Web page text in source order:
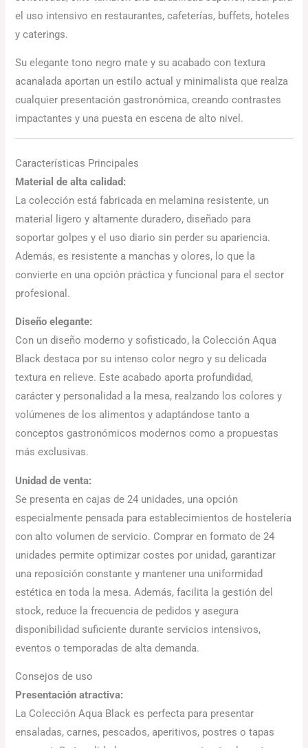
el uso intensivo en restaurantes, cafeterías, buffets, hoteles
y caterings.
Su elegante tono negro mate y su acabado con textura
acanalada aportan un estilo actual y minimalista que realza
cualquier presentación gastronómica, creando contrastes
impactantes y una puesta en escena de alto nivel.
Características Principales
Material de alta calidad:
La colección está fabricada en melamina resistente, un
material ligero y altamente duradero, diseñado para
soportar golpes y el uso diario sin perder su apariencia.
Además, es resistente a manchas y olores, lo que la
convierte en una opción práctica y funcional para el sector
profesional.
Diseño elegante:
Con un diseño moderno y sofisticado, la Colección Aqua
Black destaca por su intenso color negro y su delicada
textura en relieve. Este acabado aporta profundidad,
carácter y personalidad a la mesa, realzando los colores y
volúmenes de los alimentos y adaptándose tanto a
conceptos gastronómicos modernos como a propuestas
más exclusivas.
Unidad de venta:
Se presenta en cajas de 24 unidades, una opción
especialmente pensada para establecimientos de hostelería
con alto volumen de servicio. Comprar en formato de 24
unidades permite optimizar costes por unidad, garantizar
una reposición constante y mantener una uniformidad
estética en toda la mesa. Además, facilita la gestión del
stock, reduce la frecuencia de pedidos y asegura
disponibilidad suficiente durante servicios intensivos,
eventos o temporadas de alta demanda.
Consejos de uso
Presentación atractiva:
La Colección Aqua Black es perfecta para presentar
ensaladas, carnes, pescados, aperitivos, postres o tapas